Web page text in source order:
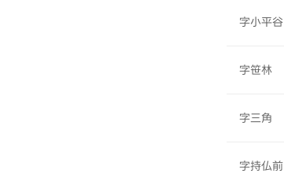
字小平谷
字笹林
字三角
字持仏前